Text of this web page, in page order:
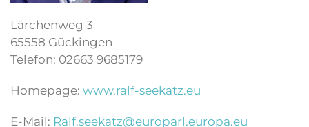
Lärchenweg 3
65558 Gückingen
Telefon: 02663 9685179
Homepage: www.ralf-seekatz.eu
E-Mail: Ralf.seekatz@europarl.europa.eu